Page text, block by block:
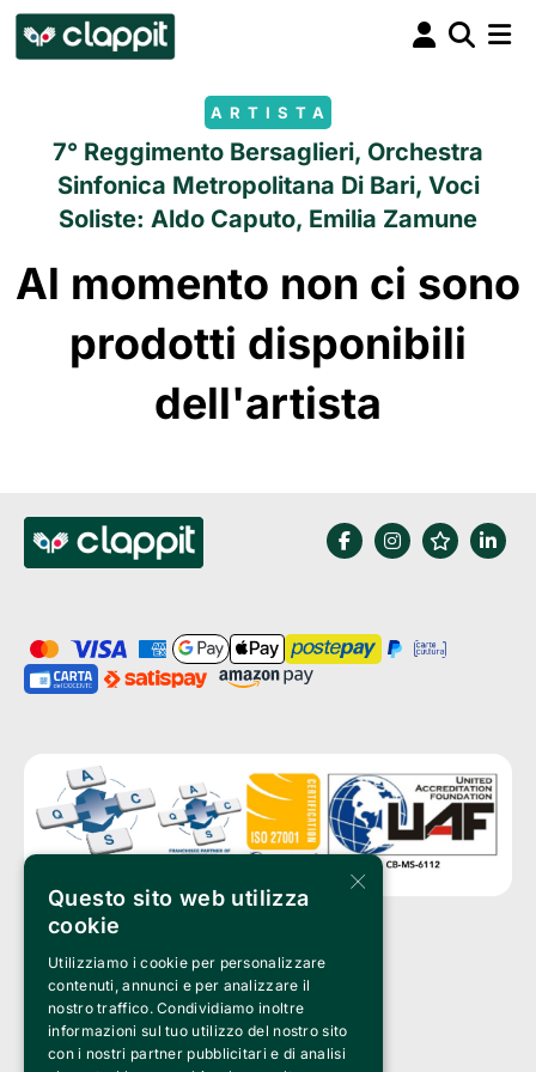
ARTISTA
7° Reggimento Bersaglieri, Orchestra
Sinfonica Metropolitana Di Bari, Voci
Soliste: Aldo Caputo, Emilia Zamune
Al momento non ci sono
prodotti disponibili
dell'artista
Clappit è un marchio di proprietà di:
Bemils Srl
a Socio Unico
Via Fosse Ardeatine, 4 -20092 Cinisello Balsamo (MI)
PI 05589050961
Iscr. C.C.I.A.A. Milano R.E.A. 1833471
×
Questo sito web utilizza
cookie
Utilizziamo i cookie per personalizzare
contenuti, annunci e per analizzare il
nostro traffico. Condividiamo inoltre
informazioni sul tuo utilizzo del nostro sito
con i nostri partner pubblicitari e di analisi